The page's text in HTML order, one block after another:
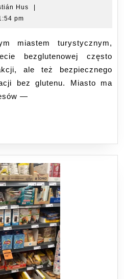
Hus
Kristián
|
pm
bezglutenowej często
ale też bezpiecznego
bez glutenu. Miasto ma
—